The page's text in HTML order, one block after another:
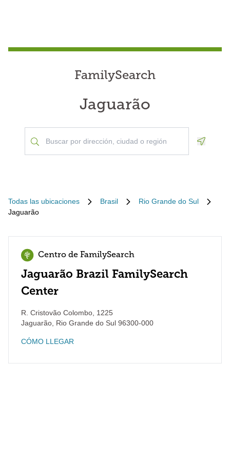
FamilySearch
Jaguarão
Todas las ubicaciones Brasil
Rio Grande do Sul
Jaguarão
Centro de FamilySearch
Jaguarão Brazil FamilySearch
Center
R. Cristovão Colombo, 1225
Jaguarão Rio Grande do Sul 96300-000
CÓMO LLEGAR